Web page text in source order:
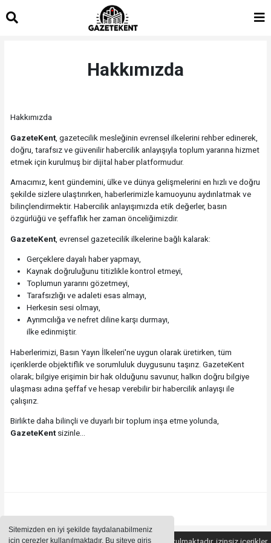
Sitemizden en iyi şekilde faydalanabilmeniz
için çerezler kullanılmaktadır. Bu siteye giriş
sohbet
sohbetler
chat
Hakkımızda
Hakkımızda
GazeteKent, gazetecilik mesleğinin evrensel ilkelerini rehber edinerek,
doğru, tarafsız ve güvenilir habercilik anlayışıyla toplum yararına hizmet
etmek için kurulmuş bir dijital haber platformudur.
Amacımız, kent gündemini, ülke ve dünya gelişmelerini en hızlı ve doğru
şekilde sizlere ulaştırırken, haberlerimizle kamuoyunu aydınlatmak ve
bilinçlendirmektir. Habercilik anlayışımızda etik değerler, basın
özgürlüğü ve şeffaflık her zaman önceliğimizdir.
GazeteKent, evrensel gazetecilik ilkelerine bağlı kalarak:
Gerçeklere dayalı haber yapmayı,
Kaynak doğruluğunu titizlikle kontrol etmeyi,
Toplumun yararını gözetmeyi,
Tarafsızlığı ve adaleti esas almayı,
Herkesin sesi olmayı,
Ayrımcılığa ve nefret diline karşı durmayı,
ilke edinmiştir.
Haberlerimizi, Basın Yayın İlkeleri'ne uygun olarak üretirken, tüm
içeriklerde objektiflik ve sorumluluk duygusunu taşırız. GazeteKent
olarak; bilgiye erişimin bir hak olduğunu savunur, halkın doğru bilgiye
ulaşması adına şeffaf ve hesap verebilir bir habercilik anlayışı ile
çalışırız.
Birlikte daha bilinçli ve duyarlı bir toplum inşa etme yolunda,
GazeteKentsizinle...